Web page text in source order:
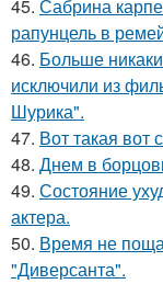
45. Сабрина
рапунцель в
46. Больше
исключили из
Шурика".
47. Вот такая вот
48. Днем в
49. Состояние
актера.
50. Время не
"Диверсанта".